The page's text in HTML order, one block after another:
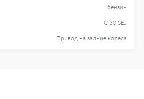
бензин
C 30 SEJ
Привод на задние колеса